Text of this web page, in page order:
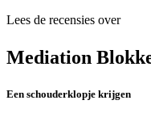
Lees de recensies over
Mediation
Een schouderklopje krijgen